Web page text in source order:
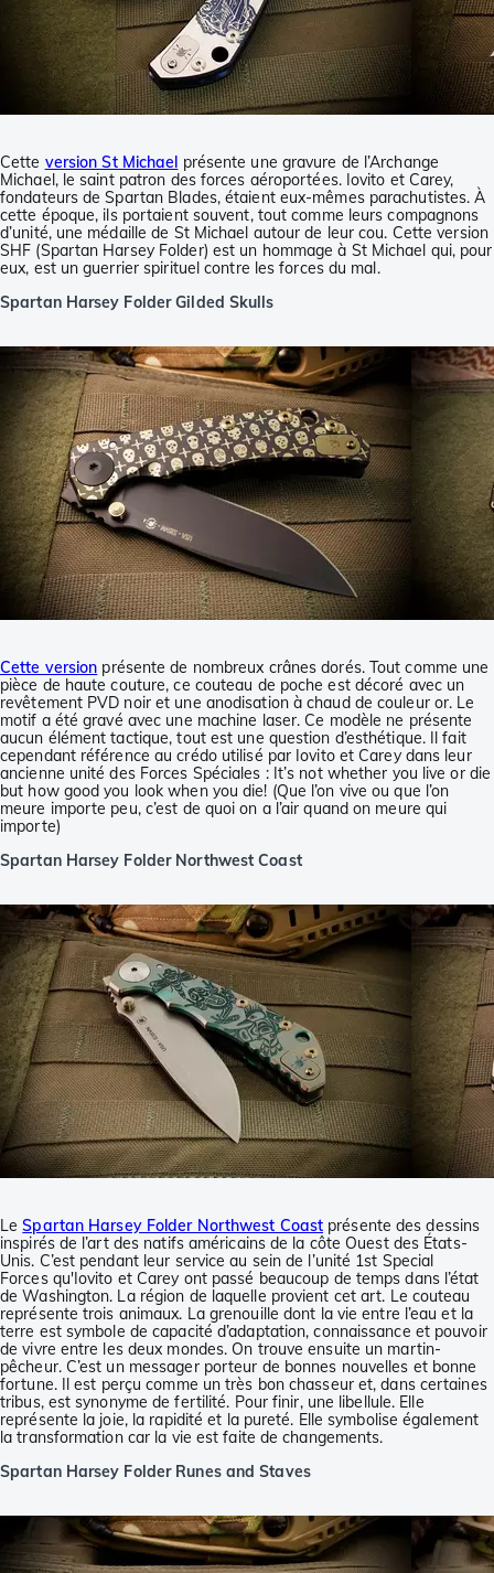
Cette version St Michael présente une gravure de l’Archange
Michael, le saint patron des forces aéroportées. Iovito et Carey,
fondateurs de Spartan Blades, étaient eux-mêmes parachutistes. À
cette époque, ils portaient souvent, tout comme leurs compagnons
d’unité, une médaille de St Michael autour de leur cou. Cette version
SHF (Spartan Harsey Folder) est un hommage à St Michael qui, pour
eux, est un guerrier spirituel contre les forces du mal.
Spartan Harsey Folder Gilded Skulls
Cette version présente de nombreux crânes dorés. Tout comme une
pièce de haute couture, ce couteau de poche est décoré avec un
revêtement PVD noir et une anodisation à chaud de couleur or. Le
motif a été gravé avec une machine laser. Ce modèle ne présente
aucun élément tactique, tout est une question d’esthétique. Il fait
cependant référence au crédo utilisé par Iovito et Carey dans leur
ancienne unité des Forces Spéciales : It’s not whether you live or die
but how good you look when you die! (Que l’on vive ou que l’on
meure importe peu, c’est de quoi on a l’air quand on meure qui
importe)
Spartan Harsey Folder Northwest Coast
LeSpartan Harsey Folder Northwest Coast présente des dessins
inspirés de l’art des natifs américains de la côte Ouest des États-
Unis. C’est pendant leur service au sein de l’unité 1st Special
Forces qu'Iovito et Carey ont passé beaucoup de temps dans l’état
de Washington. La région de laquelle provient cet art. Le couteau
représente trois animaux. La grenouille dont la vie entre l’eau et la
terre est symbole de capacité d’adaptation, connaissance et pouvoir
de vivre entre les deux mondes. On trouve ensuite un martin-
pêcheur. C’est un messager porteur de bonnes nouvelles et bonne
fortune. Il est perçu comme un très bon chasseur et, dans certaines
tribus, est synonyme de fertilité. Pour finir, une libellule. Elle
représente la joie, la rapidité et la pureté. Elle symbolise également
la transformation car la vie est faite de changements.
Spartan Harsey Folder Runes and Staves